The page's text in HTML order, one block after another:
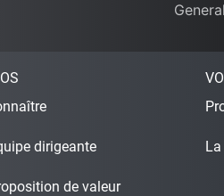
dirigeante
de valeur